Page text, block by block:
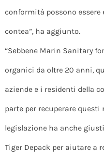
conformità possono
contea”, ha aggiunto.
“Sebbene Marin Sanitary
organici da oltre 20 anni,
aziende e i residenti della
parte per recuperare
legislazione ha anche
Tiger Depack per aiutare a